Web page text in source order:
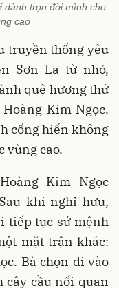
dành trọn đời mình cho
cao
truyền thống yêu
Sơn La từ nhỏ,
quê hương thứ
Kim Ngọc.
cống hiến không
vùng cao.
Kim Ngọc
khi nghỉ hưu,
tiếp tục sứ mệnh
mặt trận khác:
Bà chọn đi vào
cây cầu nối quan